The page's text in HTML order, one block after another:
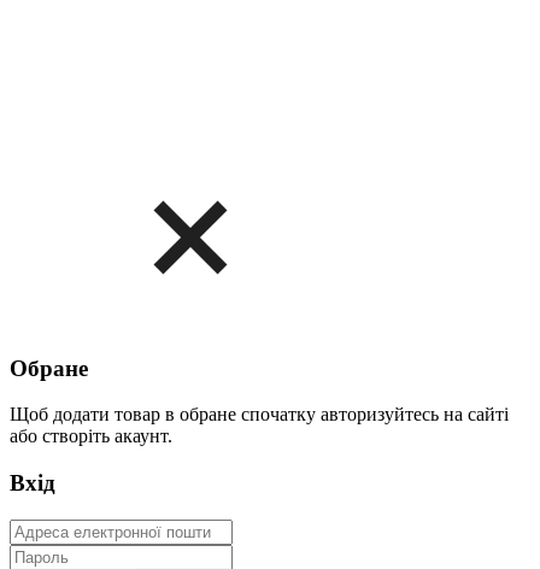
Обране
Щоб додати товар в обране спочатку авторизуйтесь на сайті
або створіть акаунт.
Вхід